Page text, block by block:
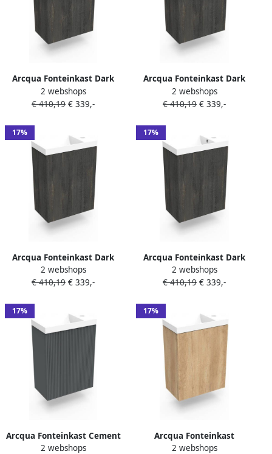
Arcqua Fonteinkast Dark
Oak Luna 40x55x28 cm Incl.
Fontein Mat Zwart Zonder
2 webshops
€ 410,19 € 339,-
Arcqua Fonteinkast Dark
Oak Luna 40x55x28 cm Incl.
Fontein Mat Wit Met
2 webshops
€ 410,19 € 339,-
17%
Arcqua Fonteinkast Dark
Oak Luna 40x55x28 cm Incl.
Fontein Glans Wit Zonder
2 webshops
€ 410,19 € 339,-
17%
Arcqua Fonteinkast Dark
Oak Luna 40x55x28 cm Incl.
Fontein Glans Wit Met
2 webshops
€ 410,19 € 339,-
17%
Arcqua Fonteinkast Cement
Ridge 40x55x28 cm Incl.
2 webshops
17%
Arcqua Fonteinkast
Nebraska Oak Luna
2 webshops